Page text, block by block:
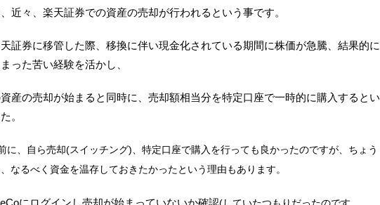
近々、楽天証券での資産の売却が行われるという事です。
証券に移管した際、移換に伴い現金化されている期間に株価が急騰、結果的に
った苦い経験を活かし、
産の売却が始まると同時に、売却額相当分を特定口座で一時的に購入するとい
。
に、自ら売却(スイッチング)、特定口座で購入を行っても良かったのですが、ちょう
なるべく資金を温存しておきたかったという理由もあります。
にログインし売却が始まっていないか確認